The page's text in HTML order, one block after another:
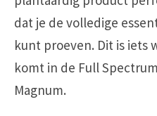
dat je de volledige
kunt proeven. Dit is iets
komt in de Full
Magnum.